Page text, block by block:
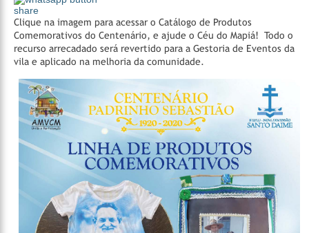
share
Clique na imagem para acessar o Catálogo de Produtos
Comemorativos do Centenário, e ajude o Céu do Mapiá! Todo o
recurso arrecadado será revertido para a Gestoria de Eventos da
vila e aplicado na melhoria da comunidade.